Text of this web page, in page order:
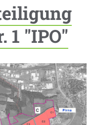
1 "IPO"